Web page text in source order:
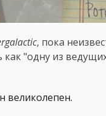
, пока
"одну из
великолепен.